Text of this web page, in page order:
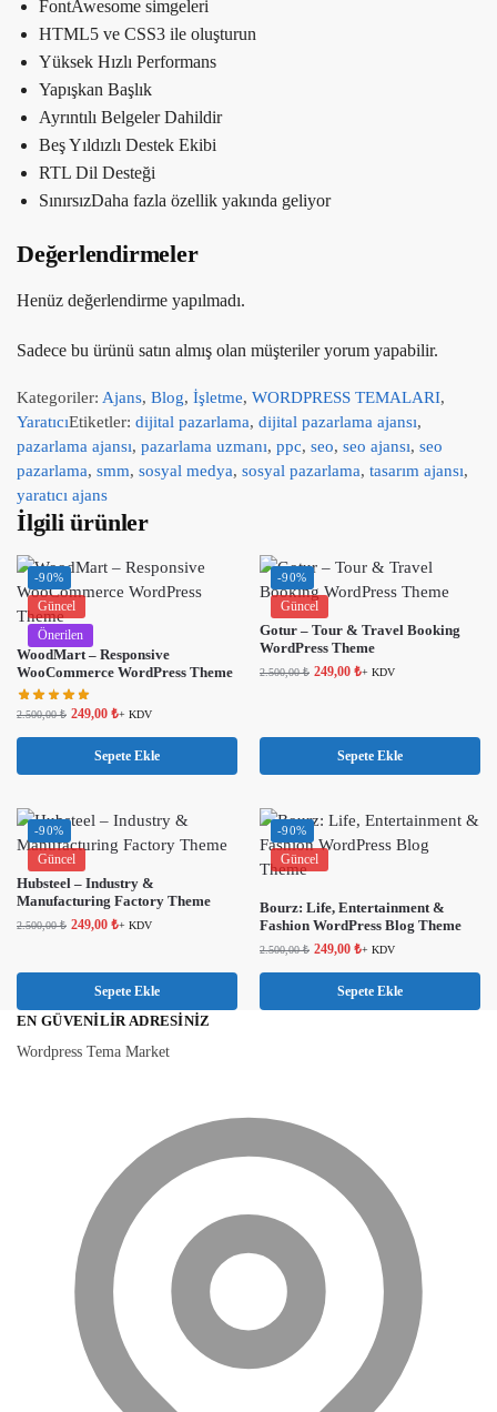
FontAwesome simgeleri
HTML5 ve CSS3 ile oluşturun
Yüksek Hızlı Performans
Yapışkan Başlık
Ayrıntılı Belgeler Dahildir
Beş Yıldızlı Destek Ekibi
RTL Dil Desteği
SınırsızDaha fazla özellik yakında geliyor
Değerlendirmeler
Henüz değerlendirme yapılmadı.
Sadece bu ürünü satın almış olan müşteriler yorum yapabilir.
Kategoriler: Ajans, Blog, İşletme, WORDPRESS TEMALARI,
YaratıcıEtiketler: dijital pazarlama, dijital pazarlama ajansı,
pazarlama ajansı, pazarlama uzmanı, ppc, seo, seo ajansı, seo
pazarlama, smm, sosyal medya, sosyal pazarlama, tasarım ajansı,
yaratıcı ajans
İlgili ürünler
-90%
Güncel
Önerilen
WoodMart – Responsive
WooCommerce WordPress Theme
2.500,00₺ 249,00 ₺+ KDV
Sepete Ekle
-90%
Güncel
Gotur – Tour & Travel Booking
WordPress Theme
2.500,00₺ 249,00 ₺+ KDV
Sepete Ekle
-90%
Güncel
Hubsteel – Industry &
Manufacturing Factory Theme
2.500,00₺ 249,00 ₺+ KDV
Sepete Ekle
-90%
Güncel
Bourz: Life, Entertainment &
Fashion WordPress Blog Theme
2.500,00₺ 249,00 ₺+ KDV
Sepete Ekle
EN GÜVENILIR ADRESINIZ
Wordpress Tema Market